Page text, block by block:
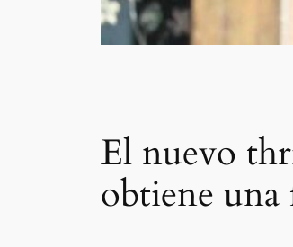
El nuevo
obtiene una